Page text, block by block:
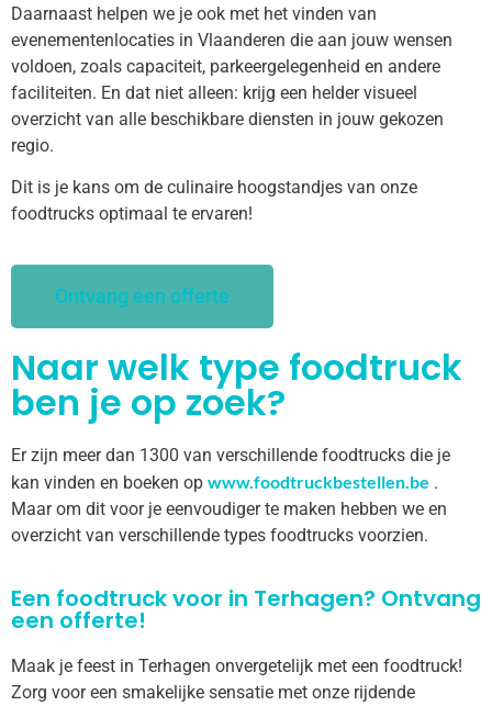
Daarnaast helpen we je ook met het vinden van
evenementenlocaties in Vlaanderen die aan jouw wensen
voldoen, zoals capaciteit, parkeergelegenheid en andere
faciliteiten. En dat niet alleen: krijg een helder visueel
overzicht van alle beschikbare diensten in jouw gekozen
regio.
Dit is je kans om de culinaire hoogstandjes van onze
foodtrucks optimaal te ervaren!
Ontvang een offerte
Naar welk type foodtruck
ben je op zoek?
Er zijn meer dan 1300 van verschillende foodtrucks die je
kan vinden en boeken op www.foodtruckbestellen.be .
Maar om dit voor je eenvoudiger te maken hebben we en
overzicht van verschillende types foodtrucks voorzien.
Een foodtruck voor in Terhagen? Ontvang
een offerte!
Maak je feest in Terhagen onvergetelijk met een foodtruck!
Zorg voor een smakelijke sensatie met onze rijdende